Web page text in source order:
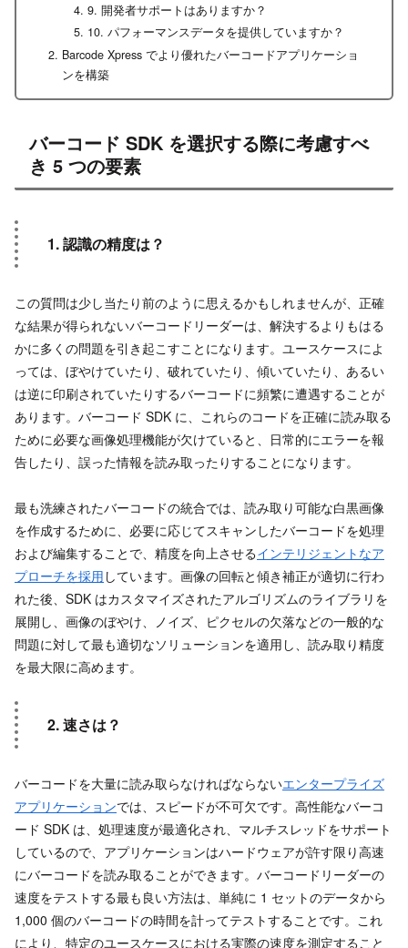
9. 開発者サポートはありますか？
10. パフォーマンスデータを提供していますか？
Barcode Xpress でより優れたバーコードアプリケーショ
ンを構築
バーコード SDK を選択する際に考慮すべ
き 5 つの要素
1. 認識の精度は？
この質問は少し当たり前のように思えるかもしれませんが、正確
な結果が得られないバーコードリーダーは、解決するよりもはる
かに多くの問題を引き起こすことになります。ユースケースによ
っては、ぼやけていたり、破れていたり、傾いていたり、あるい
は逆に印刷されていたりするバーコードに頻繁に遭遇することが
あります。バーコード SDK に、これらのコードを正確に読み取る
ために必要な画像処理機能が欠けていると、日常的にエラーを報
告したり、誤った情報を読み取ったりすることになります。
最も洗練されたバーコードの統合では、読み取り可能な白黒画像
を作成するために、必要に応じてスキャンしたバーコードを処理
および編集することで、精度を向上させるインテリジェントなア
プローチを採用 しています。画像の回転と傾き補正が適切に行わ
れた後、SDK はカスタマイズされたアルゴリズムのライブラリを
展開し、画像のぼやけ、ノイズ、ピクセルの欠落などの一般的な
問題に対して最も適切なソリューションを適用し、読み取り精度
を最大限に高めます。
2. 速さは？
バーコードを大量に読み取らなければならないエンタープライズ
アプリケーションでは、スピードが不可欠です。高性能なバーコ
ード SDK は、処理速度が最適化され、マルチスレッドをサポート
しているので、アプリケーションはハードウェアが許す限り高速
にバーコードを読み取ることができます。バーコードリーダーの
速度をテストする最も良い方法は、単純に 1 セットのデータから
1,000 個のバーコードの時間を計ってテストすることです。これ
により、特定のユースケースにおける実際の速度を測定すること